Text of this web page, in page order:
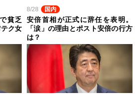
貧乏
ク女
8/28 国内
安倍首相が正式に辞任を表明。
「涙」の理由とポスト安倍の行方
は？